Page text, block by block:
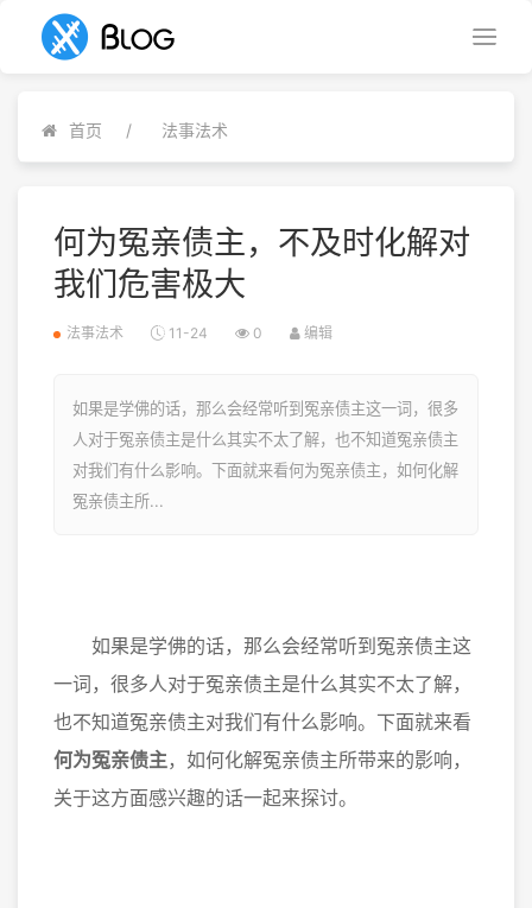
首页 法事法术
何为冤亲债主，不及时化解对
我们危害极大
法事法术 11-24 0 编辑
如果是学佛的话，那么会经常听到冤亲债主这一词，很多
人对于冤亲债主是什么其实不太了解，也不知道冤亲债主
对我们有什么影响。下面就来看何为冤亲债主，如何化解
冤亲债主所...
如果是学佛的话，那么会经常听到冤亲债主这
一词，很多人对于冤亲债主是什么其实不太了解，
也不知道冤亲债主对我们有什么影响。下面就来看
何为冤亲债主，如何化解冤亲债主所带来的影响，
关于这方面感兴趣的话一起来探讨。